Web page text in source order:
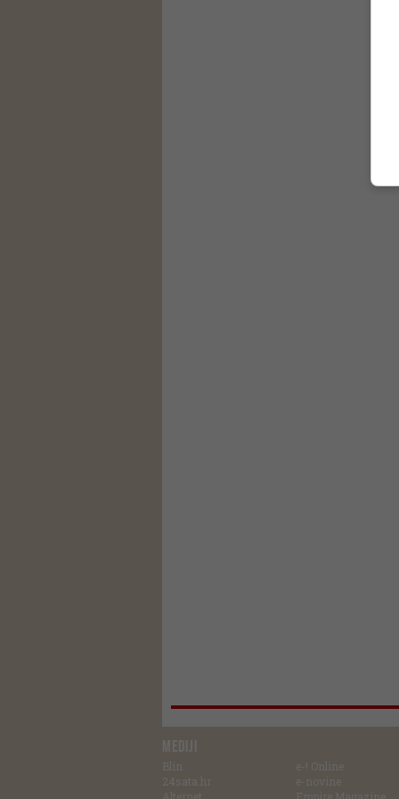
MEDIJI
Blin
24sata.hr
e-! Online
e-novine